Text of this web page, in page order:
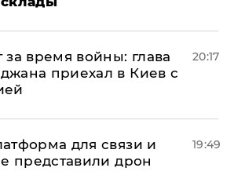
время войны: глава
приехал в Киев с
20:17
для связи и
представили дрон
19:49